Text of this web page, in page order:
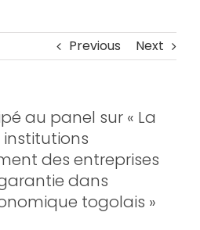
Previous Next
au panel sur « La
des entreprises
dans
togolais »